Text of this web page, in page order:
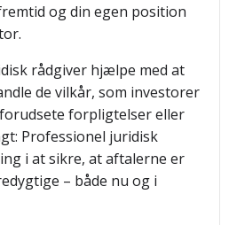
og din egen position
rådgiver hjælpe med at
de vilkår, som investorer
forpligtelser eller
Professionel juridisk
i at sikre, at aftalerne er
– både nu og i